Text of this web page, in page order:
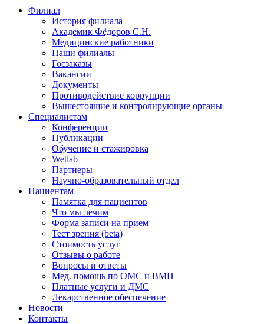
Филиал
История филиала
Академик Фёдоров С.Н.
Медицинские работники
Наши филиалы
Госзаказы
Вакансии
Документы
Противодействие коррупции
Вышестоящие и контролирующие органы
Специалистам
Конференции
Публикации
Обучение и стажировка
Wetlab
Партнеры
Научно-образовательный отдел
Пациентам
Памятка для пациентов
Что мы лечим
Форма записи на прием
Тест зрения (beta)
Стоимость услуг
Отзывы о работе
Вопросы и ответы
Мед. помощь по ОМС и ВМП
Платные услуги и ДМС
Лекарственное обеспечение
Новости
Контакты